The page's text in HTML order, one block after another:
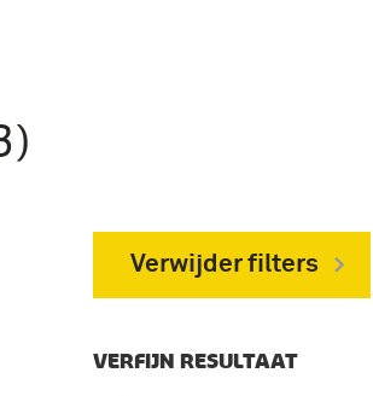
Verwijder filters
VERFIJN RESULTAAT